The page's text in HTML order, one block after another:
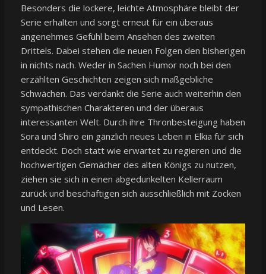
Besonders die lockere, leichte Atmosphäre bleibt der
Serie erhalten und sorgt erneut für ein überaus
angenehmes Gefühl beim Ansehen des zweiten
Drittels. Dabei stehen die neuen Folgen den bisherigen
in nichts nach. Weder in Sachen Humor noch bei den
erzählten Geschichten zeigen sich maßgebliche
Schwächen. Das verdankt die Serie auch weiterhin den
sympathischen Charakteren und der überaus
interessanten Welt. Durch ihre Thronbesteigung haben
Sora und Shiro ein gänzlich neues Leben in Elkia für sich
entdeckt. Doch statt wie erwartet zu regieren und die
hochwertigen Gemächer des alten Königs zu nutzen,
ziehen sie sich in einen abgedunkelten Kellerraum
zurück und beschäftigen sich ausschließlich mit Zocken
und Lesen.